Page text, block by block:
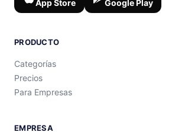
App Store Google Play
PRODUCTO
Categorías
Precios
Para Empresas
EMPRESA